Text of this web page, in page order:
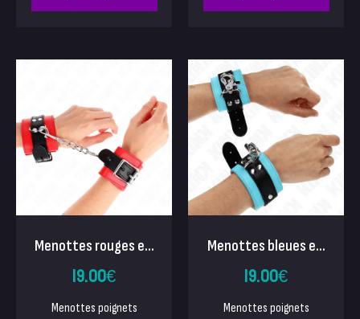
Menottes rouges e...
19.00€
Menottes poignets
Menottes bleues e...
19.00€
Menottes poignets